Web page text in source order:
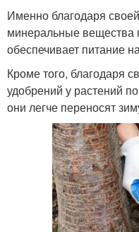
Именно благодаря
минеральные вещества
обеспечивает питание
Кроме того, благодаря
удобрений у растений
они легче переносят